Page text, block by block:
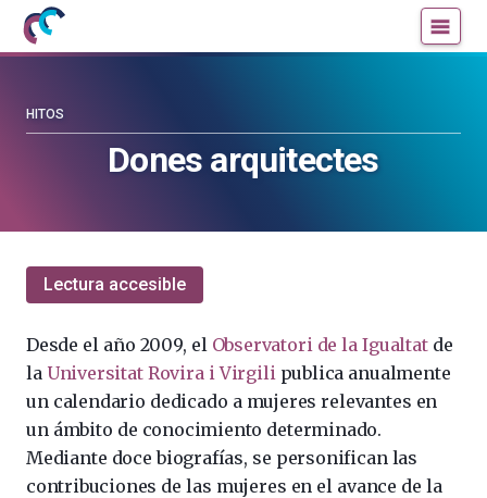
Mujeres
con
UPV/EHU
blog
UPV/EHU
Dones arquitectes
HITOS
Lectura accesible
Desde el año 2009, el Observatori de la Igualtatde
la Universitat Rovira i Virgilipublica anualmente
un calendario dedicado a mujeres relevantes en
un ámbito de conocimiento determinado.
Mediante doce biografías, se personifican las
contribuciones de las mujeres en el avance de la